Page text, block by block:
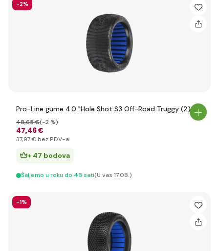
-2%
Pro-Line gume 4.0 "Hole Shot S3 Off-Road Truggy (2)
47,46 €
48,65 €(-2 %)
37,97 € bez PDV-a
+ 47 bodova
Šaljemo u roku do 48 sati(U vas 17.08.)
-1%